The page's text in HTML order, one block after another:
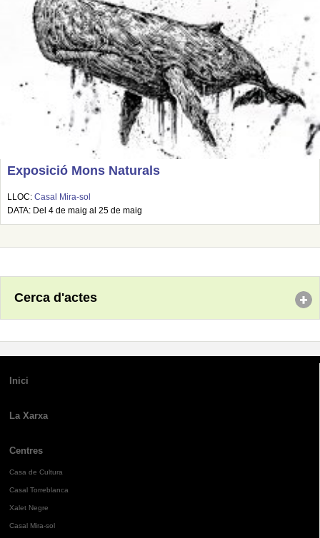
Exposició Mons Naturals
LLOC: Casal Mira-sol
DATA: Del 4 de maig al 25 de maig
Cerca d'actes
Inici
La Xarxa
Centres
Casa de Cultura
Casal Torreblanca
Xalet Negre
Casal Mira-sol